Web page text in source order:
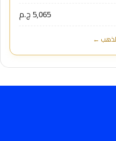
5,065 ج.م
الذهب ←